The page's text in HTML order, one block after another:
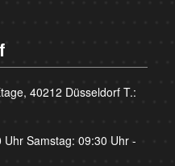
40212 Düsseldorf T.:
Samstag: 09:30 Uhr -